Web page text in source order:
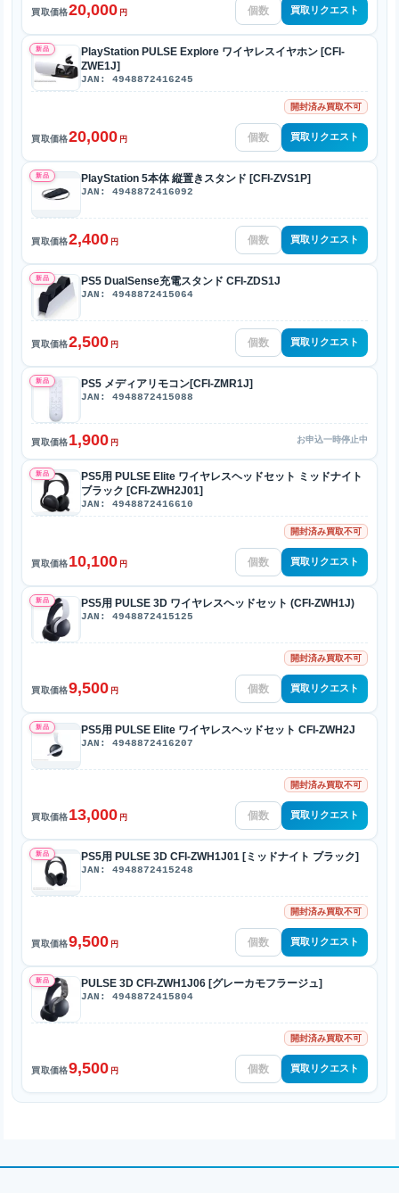
買取価格20,000 円 買取リクエスト
新品
PlayStation PULSE Explore ワイヤレスイヤホン [CFI-
ZWE1J]
JAN: 4948872416245
開封済み買取不可
買取価格20,000 円 買取リクエスト
新品 PlayStation 5本体 縦置きスタンド [CFI-ZVS1P]
JAN: 4948872416092
買取価格2,400 円 買取リクエスト
新品 PS5 DualSense充電スタンド CFI-ZDS1J
JAN: 4948872415064
買取価格2,500 円 買取リクエスト
新品 PS5 メディアリモコン[CFI-ZMR1J]
JAN: 4948872415088
買取価格1,900 円 お申込一時停止中
新品
PS5用 PULSE Elite ワイヤレスヘッドセット ミッドナイト
ブラック [CFI-ZWH2J01]
JAN: 4948872416610
開封済み買取不可
買取価格10,100 円 買取リクエスト
新品 PS5用 PULSE 3D ワイヤレスヘッドセット (CFI-ZWH1J)
JAN: 4948872415125
開封済み買取不可
買取価格9,500 円 買取リクエスト
新品 PS5用 PULSE Elite ワイヤレスヘッドセット CFI-ZWH2J
JAN: 4948872416207
開封済み買取不可
買取価格13,000 円 買取リクエスト
新品 PS5用 PULSE 3D CFI-ZWH1J01 [ミッドナイト ブラック]
JAN: 4948872415248
開封済み買取不可
買取価格9,500 円 買取リクエスト
新品 PULSE 3D CFI-ZWH1J06 [グレーカモフラージュ]
JAN: 4948872415804
開封済み買取不可
買取価格9,500 円 買取リクエスト